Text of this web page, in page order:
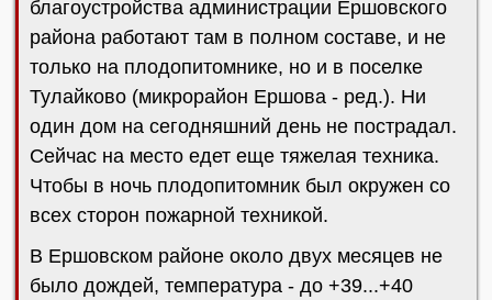
благоустройства администрации Ершовского
района работают там в полном составе, и не
только на плодопитомнике, но и в поселке
Тулайково (микрорайон Ершова - ред.). Ни
один дом на сегодняшний день не пострадал.
Сейчас на место едет еще тяжелая техника.
Чтобы в ночь плодопитомник был окружен со
всех сторон пожарной техникой.
В Ершовском районе около двух месяцев не
было дождей, температура - до +39...+40